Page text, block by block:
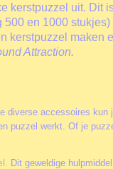
kerstpuzzel uit. Dit
500 en 1000
kerstpuzzel maken
Attraction.
diverse accessoires
puzzel werkt. Of je
. Dit geweldige